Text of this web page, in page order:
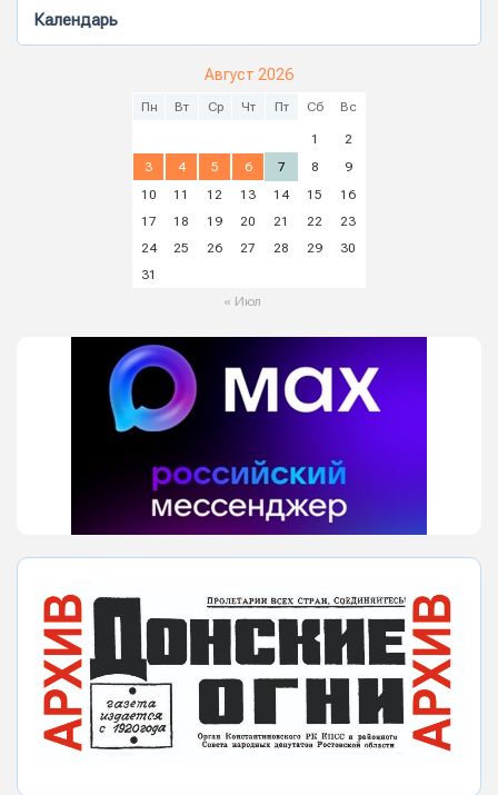
Календарь
Август 2026
Пн Вт Ср Чт Пт Сб Вс
1
2
3
4 5 6 7 8
9
10
11 12 13 14 15
16
17
18 19 20 21 22
23
24
25 26 27 28 29
30
31
« Июл